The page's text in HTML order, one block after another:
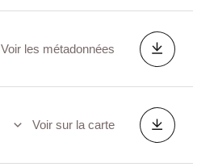
Voir les métadonnées
Voir sur la carte